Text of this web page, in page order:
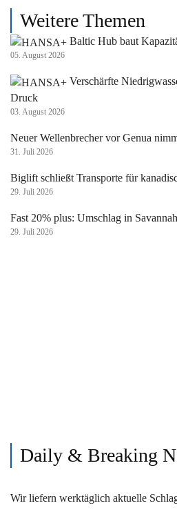
Weitere Themen
Baltic Hub baut
05. August 2026
Verschärfte
Druck
03. August 2026
Neuer Wellenbrecher vor Genua
31. Juli 2026
Biglift schließt Transporte für
29. Juli 2026
Fast 20% plus: Umschlag in
29. Juli 2026
Daily & Breaking
Wir liefern werktäglich aktuelle